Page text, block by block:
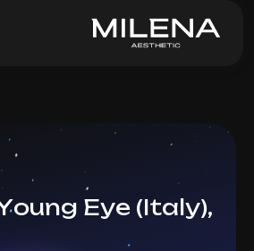
Eye (Italy),